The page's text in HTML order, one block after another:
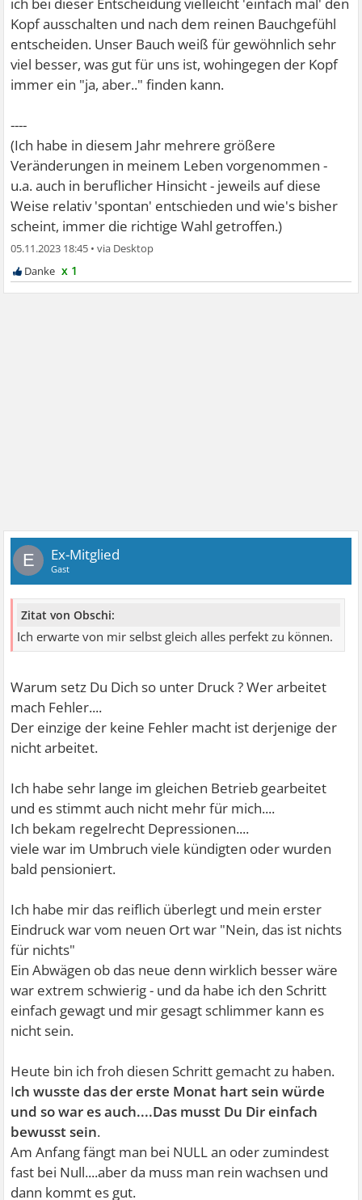
Kopf ausschalten und nach dem reinen Bauchgefühl
entscheiden. Unser Bauch weiß für gewöhnlich sehr
viel besser, was gut für uns ist, wohingegen der Kopf
immer ein "ja, aber.." finden kann.
----
(Ich habe in diesem Jahr mehrere größere
Veränderungen in meinem Leben vorgenommen -
u.a. auch in beruflicher Hinsicht - jeweils auf diese
Weise relativ 'spontan' entschieden und wie's bisher
scheint, immer die richtige Wahl getroffen.)
05.11.2023 18:45 •
x 1
E Ex-Mitglied
Gast
Zitat von Obschi:
Ich erwarte von mir selbst gleich alles perfekt zu können.
Warum setz Du Dich so unter Druck ? Wer arbeitet
mach Fehler....
Der einzige der keine Fehler macht ist derjenige der
nicht arbeitet.
Ich habe sehr lange im gleichen Betrieb gearbeitet
und es stimmt auch nicht mehr für mich....
Ich bekam regelrecht Depressionen....
viele war im Umbruch viele kündigten oder wurden
bald pensioniert.
Ich habe mir das reiflich überlegt und mein erster
Eindruck war vom neuen Ort war "Nein, das ist nichts
für nichts"
Ein Abwägen ob das neue denn wirklich besser wäre
war extrem schwierig - und da habe ich den Schritt
einfach gewagt und mir gesagt schlimmer kann es
nicht sein.
Heute bin ich froh diesen Schritt gemacht zu haben.
Ich wusste das der erste Monat hart sein würde
und so war es auch....Das musst Du Dir einfach
bewusst sein.
Am Anfang fängt man bei NULL an oder zumindest
fast bei Null....aber da muss man rein wachsen und
dann kommt es gut.